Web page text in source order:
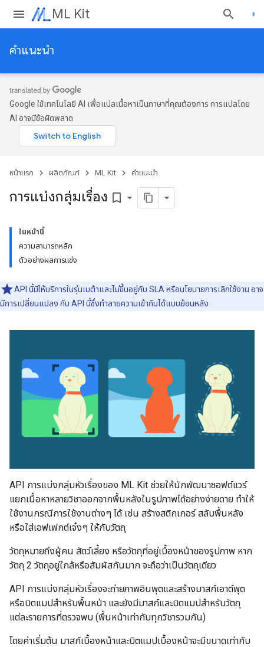
ML Kit
คำแนะนำ
Google ใช้เทคโนโลยี AI เพื่อแปลเนื้อหาเป็นภาษาที่คุณต้องการ การแปลโดย
AI อาจมีข้อผิดพลาด
หน้าแรก ผลิตภัณฑ์ ML Kit คำแนะนำ
การแบ่งกลุ่มเรื่อง bookmark_border
ในหน้านี้
ความสามารถหลัก
ตัวอย่างผลการแข่ง
API นี้มีให้บริการในรุ่นเบต้าและไม่ขึ้นอยู่กับ SLA หรือนโยบายการเลิกใช้งาน อาจ
มีการเปลี่ยนแปลง กับ API นี้ซึ่งทำลายความเข้ากันได้แบบย้อนหลัง
API การแบ่งกลุ่มหัวเรื่องของ ML Kit ช่วยให้นักพัฒนาซอฟต์แวร์
แยกเนื้อหาหลายวิชาออกจากพื้นหลังในรูปภาพได้อย่างง่ายดาย ทำให้
ใช้งานกรณีการใช้งานต่างๆ ได้ เช่น สร้างสติกเกอร์ สลับพื้นหลัง
หรือใส่เอฟเฟกต์เจ๋งๆ ให้กับวัตถุ
วัตถุหมายถึงผู้คน สัตว์เลี้ยง หรือวัตถุที่อยู่เบื้องหน้าของรูปภาพ หาก
วัตถุ 2 วัตถุอยู่ใกล้หรือสัมผัสกันมาก จะถือว่าเป็นวัตถุเดียว
API การแบ่งกลุ่มหัวเรื่องจะถ่ายภาพอินพุตและสร้างมาสก์เอาต์พุต
หรือบิตแมปสำหรับพื้นหน้า และยังมีมาสก์และบิตแมปสำหรับวัตถุ
แต่ละรายการที่ตรวจพบ (พื้นหน้าเท่ากับทุกวิชารวมกัน)
โดยค่าเริ่มต้น มาสก์เบื้องหน้าและบิตแมปเบื้องหน้าจะมีขนาดเท่ากับ